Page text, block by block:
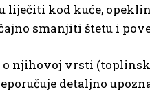
liječiti kod kuće,
smanjiti štetu i
njihovoj vrsti
detaljno